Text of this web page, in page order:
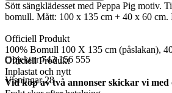
Sött sängklädesset med Peppa Pig motiv.
bomull. Mått: 100 x 135 cm + 40 x 60 cm.
Officiell Produkt
100% Bomull 100 X 135 cm (påslakan),
Officiell Produkt
Inplastat och nytt
Vid köp av två annonser skickar vi med
Objektnr 743 156 555
Visningar 28